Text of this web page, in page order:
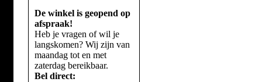
De winkel is geopend op
afspraak!
Heb je vragen of wil je
langskomen? Wij zijn van
maandag tot en met
zaterdag bereikbaar.
Bel direct: